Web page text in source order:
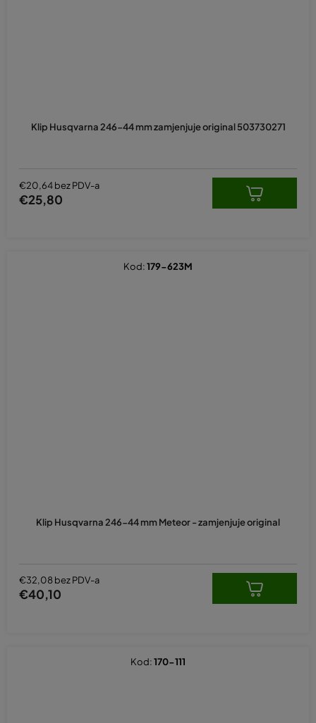
Klip Husqvarna 246-44 mm zamjenjuje original 503730271
€20,64 bez PDV-a
€25,80
Klip Husqvarna 246-44 mm Meteor - zamjenjuje original
€32,08 bez PDV-a
€40,10
Kod:179-623M
Kod:170-111